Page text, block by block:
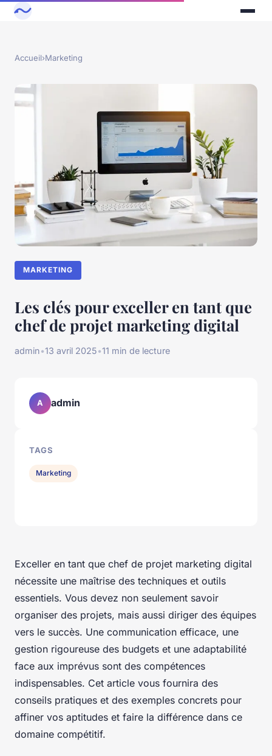
Accueil›Marketing
MARKETING
Les clés pour exceller en tant que
chef de projet marketing digital
admin•13 avril 2025•11 min de lecture
Exceller en tant que chef de projet marketing digital
nécessite une maîtrise des techniques et outils
essentiels. Vous devez non seulement savoir
organiser des projets, mais aussi diriger des équipes
vers le succès. Une communication efficace, une
gestion rigoureuse des budgets et une adaptabilité
face aux imprévus sont des compétences
indispensables. Cet article vous fournira des
conseils pratiques et des exemples concrets pour
affiner vos aptitudes et faire la différence dans ce
domaine compétitif.
A admin
TAGS
Marketing